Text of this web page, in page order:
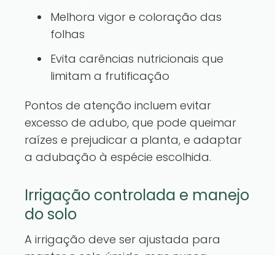
Melhora vigor e coloração das
folhas
Evita carências nutricionais que
limitam a frutificação
Pontos de atenção incluem evitar
excesso de adubo, que pode queimar
raízes e prejudicar a planta, e adaptar
a adubação à espécie escolhida.
Irrigação controlada e manejo
do solo
A irrigação deve ser ajustada para